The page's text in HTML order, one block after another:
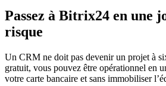
Passez à Bitrix24 en une
risque
Un CRM ne doit pas devenir un projet à
gratuit, vous pouvez être opérationnel en
votre carte bancaire et sans immobiliser